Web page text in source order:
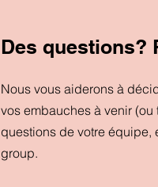
Des questions?
Nous vous aiderons à
vos embauches à venir
questions de votre équipe,
group.